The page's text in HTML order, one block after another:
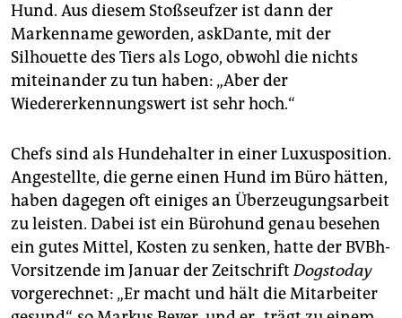
Hund. Aus diesem Stoßseufzer ist dann der
Markenname geworden, askDante, mit der
Silhouette des Tiers als Logo, obwohl die nichts
miteinander zu tun haben: „Aber der
Wiedererkennungswert ist sehr hoch.“
Chefs sind als Hundehalter in einer Luxusposition.
Angestellte, die gerne einen Hund im Büro hätten,
haben dagegen oft einiges an Überzeugungsarbeit
zu leisten. Dabei ist ein Bürohund genau besehen
ein gutes Mittel, Kosten zu senken, hatte der BVBh-
Vorsitzende im Januar der ZeitschriftDogstoday
vorgerechnet: „Er macht und hält die Mitarbeiter